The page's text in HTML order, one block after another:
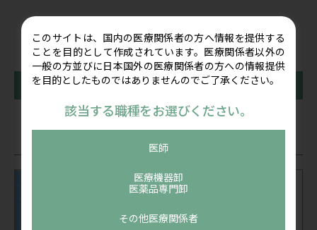
前の記事 一覧に戻る 次の記事
このサイトは、国内の医療関係者の方へ情報を提供する
ことを目的として作成されています。医療関係者以外の
一般の方並びに日本国外の医療関係者の方への情報提供
を目的としたものではありませんのでご了承ください。
該当する職種をお選びください。
医師
医療機器卸
医薬品専門卸
その他医療関係者